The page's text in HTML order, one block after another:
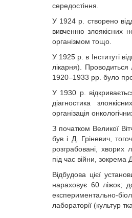
середостіння.
У 1924 р. створено
вивченню злоякісних
організмом тощо.
У 1925 р. в Інституті
лікарня). Проводиться
1920–1933 рр. було
У 1930 р.
діагностика
організація
З початком Великої
був і Д. Гріневич,
розграбовані, хворих
під час війни, зокрема
Відбудова цієї
нараховує 60 ліжок;
експериментально-
лабораторії (культур